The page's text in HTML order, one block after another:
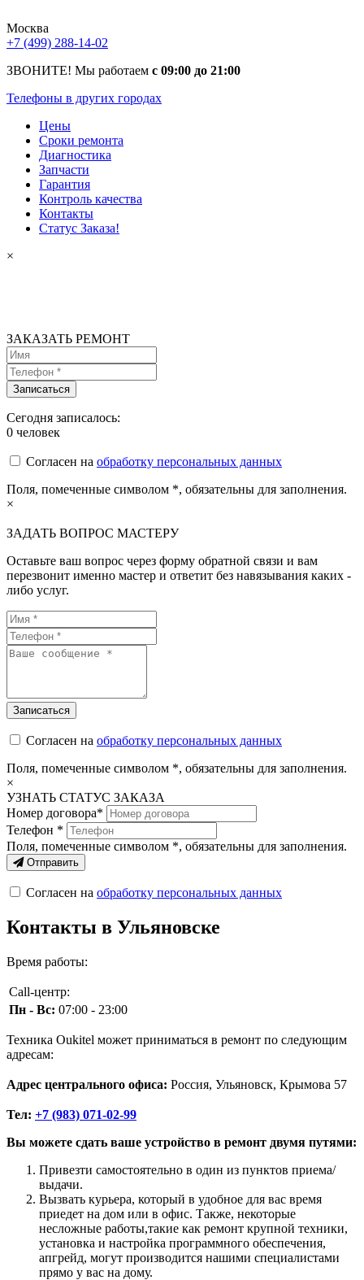
Москва
+7 (499) 288-14-02
ЗВОНИТЕ! Мы работаем с 09:00 до 21:00
Телефоны в других городах
Цены
Сроки ремонта
Диагностика
Запчасти
Гарантия
Контроль качества
Контакты
Статус Заказа!
×
ЗАКАЗАТЬ РЕМОНТ
Сегодня записалось:
0 человек
Согласен на обработку персональных данных
Поля, помеченные символом *, обязательны для заполнения.
×
ЗАДАТЬ ВОПРОС МАСТЕРУ
Оставьте ваш вопрос через форму обратной связи и вам
перезвонит именно мастер и ответит без навязывания каких -
либо услуг.
Согласен на обработку персональных данных
Поля, помеченные символом *, обязательны для заполнения.
×
УЗНАТЬ СТАТУС ЗАКАЗА
Номер договора*
Телефон *
Поля, помеченные символом *, обязательны для заполнения.
Отправить
Согласен на обработку персональных данных
Контакты в Ульяновске
Время работы:
Call-центр:
Пн - Вс: 07:00 - 23:00
Техника Oukitel может приниматься в ремонт по следующим
адресам:
Адрес центрального офиса: Россия, Ульяновск, Крымова 57
Тел: +7 (983) 071-02-99
Вы можете сдать ваше устройство в ремонт двумя путями:
Привезти самостоятельно в один из пунктов приема/
выдачи.
Вызвать курьера, который в удобное для вас время
приедет на дом или в офис. Также, некоторые
несложные работы,такие как ремонт крупной техники,
установка и настройка программного обеспечения,
апгрейд, могут производится нашими специалистами
прямо у вас на дому.